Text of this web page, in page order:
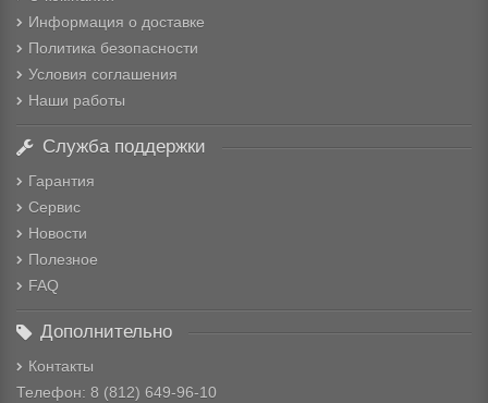
Информация о доставке
Политика безопасности
Условия соглашения
Наши работы
Служба поддержки
Гарантия
Сервис
Новости
Полезное
FAQ
Дополнительно
Контакты
Телефон: 8 (812) 649-96-10